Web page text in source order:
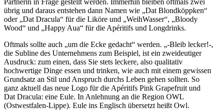
übrig und daraus entstehen dann Namen wie „Dat Blondköppken“
oder „Dat Dracula“ für die Liköre und „WeihWasser“, „Bloody
Wood“ und „Happy Aua“ für die Apéritifs und Longdrinks.
Oftmals sollte auch „um die Ecke gedacht“ werden. „-Bleib lecker!-,
die Subline des Unternehmens zum Beispiel, ist ein zweideutiger
Ausdruck: zum einen, dass Sie stets leckere, also qualitativ
hochwertige Dinge essen und trinken, wie auch mit einem gewissen
Grundsatz an Stil und Anspruch durchs Leben gehen sollten. So
ganz aktuell das neue Logo für die Apéritifs Pink Grapefruit und
Dat Dracula: eine Eule. In Anlehnung an die Region OWL
(Ostwestfalen-Lippe). Eule ins Englisch übersetzt heißt Owl.